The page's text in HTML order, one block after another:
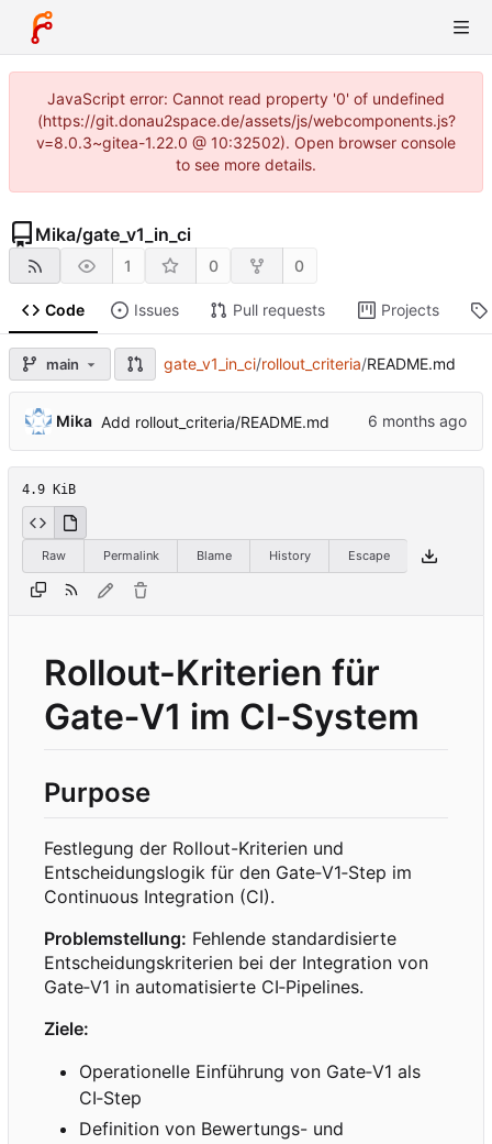
JavaScript error: Cannot read property '0' of undefined
(https://git.donau2space.de/assets/js/webcomponents.js?
v=8.0.3~gitea-1.22.0 @ 10:32502). Open browser console
to see more details.
Mika/gate_v1_in_ci
1 0 0
Code Issues Pull requests Projects
main gate_v1_in_ci/rollout_criteria/README.md
Mika Add rollout_criteria/README.md
4.9 KiB
Raw Permalink Blame History Escape
Rollout-Kriterien für
Gate‑V1 im CI‑System
Purpose
Festlegung der Rollout-Kriterien und
Entscheidungslogik für den Gate‑V1‑Step im
Continuous Integration (CI).
Problemstellung: Fehlende standardisierte
Entscheidungskriterien bei der Integration von
Gate‑V1 in automatisierte CI‑Pipelines.
Ziele:
Operationelle Einführung von Gate‑V1 als
CI‑Step
Definition von Bewertungs- und